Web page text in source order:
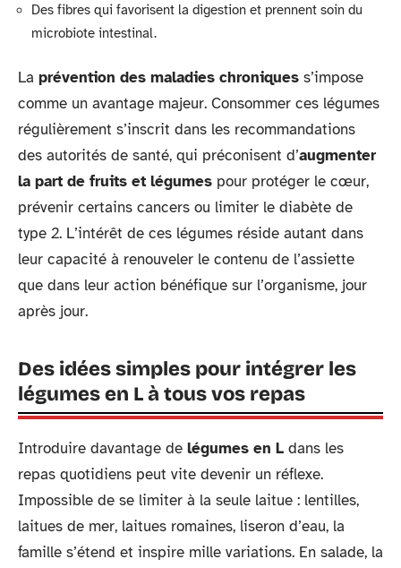
Des fibres qui favorisent la digestion et prennent soin du
microbiote intestinal.
La prévention des maladies chroniques s’impose
comme un avantage majeur. Consommer ces légumes
régulièrement s’inscrit dans les recommandations
des autorités de santé, qui préconisent d’augmenter
la part de fruits et légumes pour protéger le cœur,
prévenir certains cancers ou limiter le diabète de
type 2. L’intérêt de ces légumes réside autant dans
leur capacité à renouveler le contenu de l’assiette
que dans leur action bénéfique sur l’organisme, jour
après jour.
Des idées simples pour intégrer les
légumes en L à tous vos repas
Introduire davantage de légumes en L dans les
repas quotidiens peut vite devenir un réflexe.
Impossible de se limiter à la seule laitue : lentilles,
laitues de mer, laitues romaines, liseron d’eau, la
famille s’étend et inspire mille variations. En salade, la